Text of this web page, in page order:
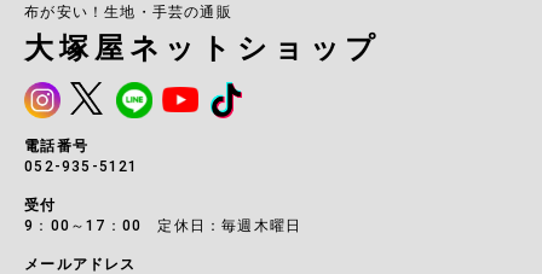
布が安い！生地・手芸の通販
大塚屋ネットショップ
電話番号
052-935-5121
受付
9：00～17：00 定休日：毎週木曜日
メールアドレス